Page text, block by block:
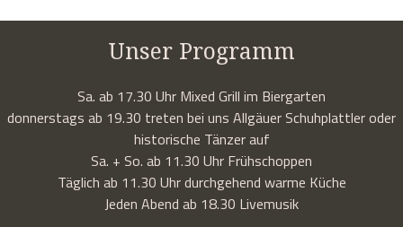
Unser Programm
Sa. ab 17.30 Uhr Mixed Grill im Biergarten
donnerstags ab 19.30 treten bei uns Allgäuer Schuhplattler oder
historische Tänzer auf
Sa. + So. ab 11.30 Uhr Frühschoppen
Täglich ab 11.30 Uhr durchgehend warme Küche
Jeden Abend ab 18.30 Livemusik